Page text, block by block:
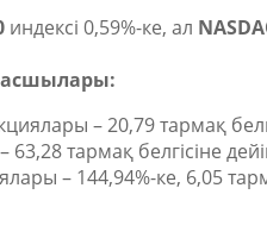
индексі 0,59%-ке, ал
– 20,79 тармақ
тармақ белгісіне
– 144,94%-ке, 6,05